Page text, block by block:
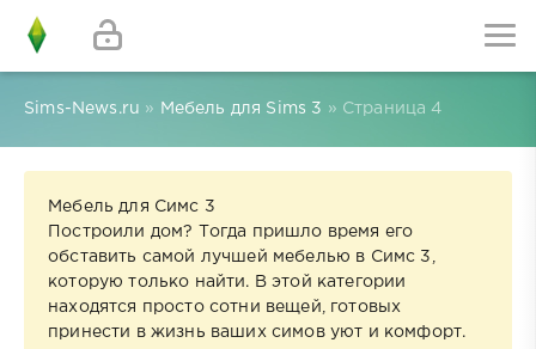
Sims-News.ru » Мебель для Sims 3 » Страница 4
Мебель для Симс 3
Построили дом? Тогда пришло время его
обставить самой лучшей мебелью в Симс 3,
которую только найти. В этой категории
находятся просто сотни вещей, готовых
принести в жизнь ваших симов уют и комфорт.